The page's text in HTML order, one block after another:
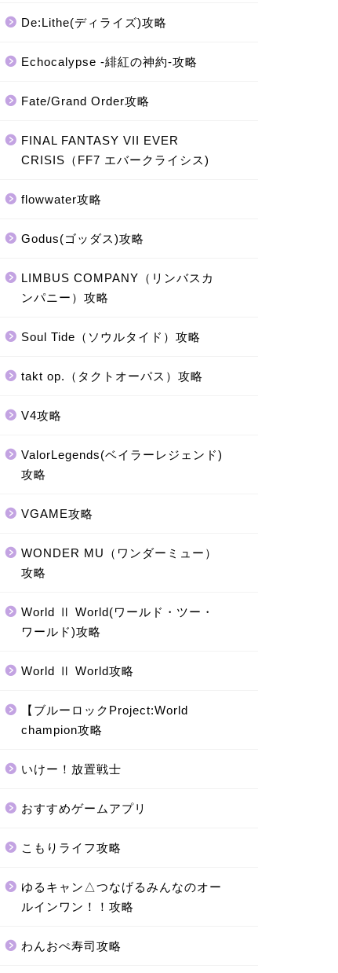
De:Lithe(ディライズ)攻略
Echocalypse -緋紅の神約-攻略
Fate/Grand Order攻略
FINAL FANTASY VII EVER
CRISIS（FF7 エバークライシス)
flowwater攻略
Godus(ゴッダス)攻略
LIMBUS COMPANY（リンバスカ
ンパニー）攻略
Soul Tide（ソウルタイド）攻略
takt op.（タクトオーパス）攻略
V4攻略
ValorLegends(ベイラーレジェンド)
攻略
VGAME攻略
WONDER MU（ワンダーミュー）
攻略
World Ⅱ World(ワールド・ツー・
ワールド)攻略
World Ⅱ World攻略
【ブルーロックProject:World
champion攻略
いけー！放置戦士
おすすめゲームアプリ
こもりライフ攻略
ゆるキャン△つなげるみんなのオー
ルインワン！！攻略
わんおぺ寿司攻略